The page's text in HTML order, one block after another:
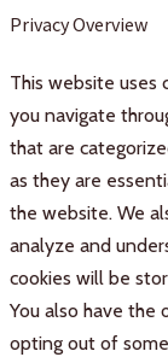
Privacy Overview
This website uses
you navigate
that are
as they are
the website. We
analyze and
cookies will be
You also have
opting out of